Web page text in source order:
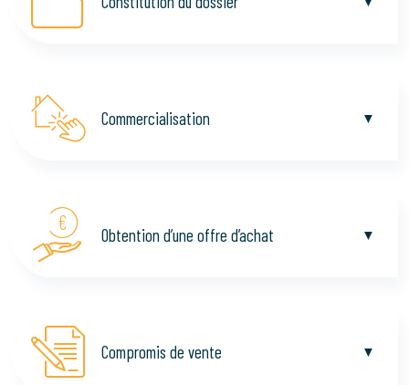
Commercialisation
Obtention d’une offre d’achat
Compromis de vente